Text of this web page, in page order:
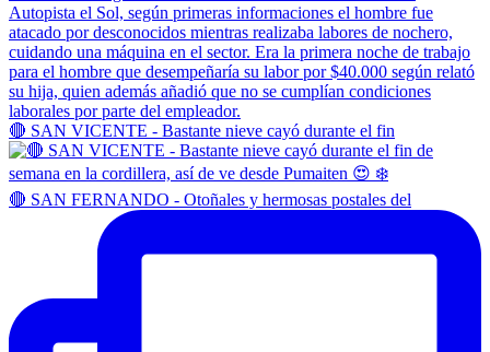
🔴 SAN VICENTE - Bastante nieve cayó durante el fin
🔴 SAN FERNANDO - Otoñales y hermosas postales del